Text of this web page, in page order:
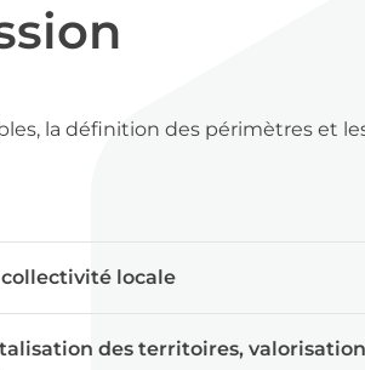
la définition des périmètres et
locale
des territoires,